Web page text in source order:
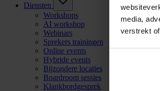
media,
verstrekt
Diensten
Workshops
AI workshop
Webinars
Sprekers trainingen
Online events
Hybride events
Bijzondere locaties
Boardroom sessies
Klankbordgesprek